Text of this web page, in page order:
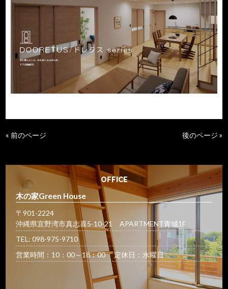
« 前のページ 後のページ »
OFFICE
木の家Green House
〒901-2224
沖縄県宜野湾市真志喜5-10-21 APARTMENT青城1F
TEL: 098-975-9710
営業時間：10：00～18：00 定休日：水曜日